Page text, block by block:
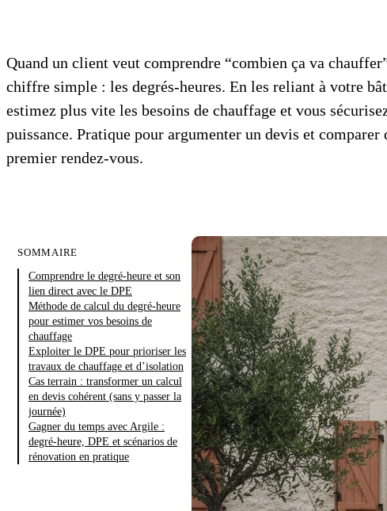
Quand un client veut comprendre “combien ça va
chiffre simple : les degrés-heures. En les reliant à votre
estimez plus vite les besoins de chauffage et vous
puissance. Pratique pour argumenter un devis et
premier rendez-vous.
SOMMAIRE
Comprendre le degré-heure et son
lien direct avec le DPE
Méthode de calcul du degré-heure
pour estimer vos besoins de
chauffage
Exploiter le DPE pour prioriser les
travaux de chauffage et d’isolation
Cas terrain : transformer un calcul
en devis cohérent (sans y passer la
journée)
Gagner du temps avec Argile :
degré-heure, DPE et scénarios de
rénovation en pratique